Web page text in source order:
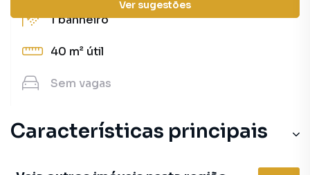
Ver sugestões
1banheiro
40 m² útil
Sem vagas
Características principais